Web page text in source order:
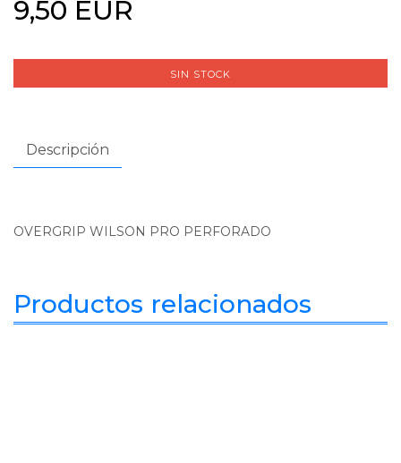
9,50 EUR
SIN STOCK
Descripción
OVERGRIP WILSON PRO PERFORADO
Productos relacionados